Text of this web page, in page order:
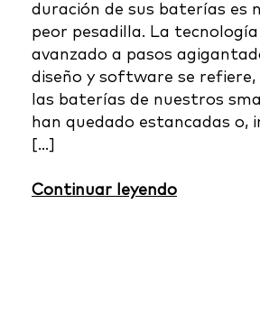
duración de sus baterías es
peor pesadilla. La
avanzado a pasos
diseño y software se refiere,
las baterías de nuestros
han quedado estancadas o,
[…]
Continuar leyendo